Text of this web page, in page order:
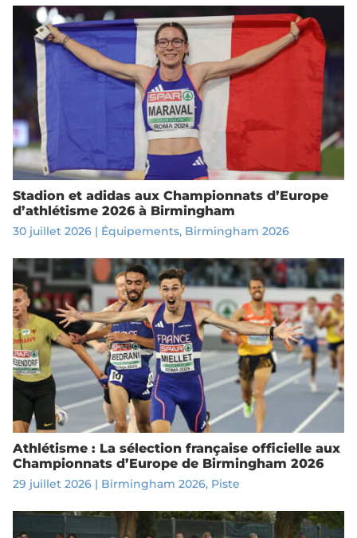
Stadion et adidas aux Championnats d’Europe
d’athlétisme 2026 à Birmingham
30 juillet 2026| Équipements, Birmingham 2026
Athlétisme : La sélection française officielle aux
Championnats d’Europe de Birmingham 2026
29 juillet 2026| Birmingham 2026, Piste